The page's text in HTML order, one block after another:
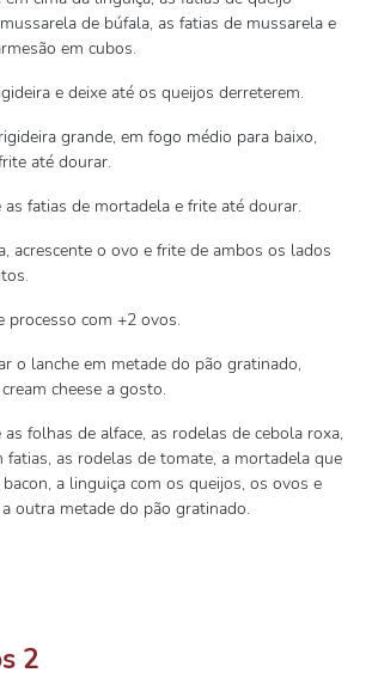
de búfala, as fatias de mussarela e
em cubos.
e deixe até os queijos derreterem.
grande, em fogo médio para baixo,
até dourar.
as fatias de mortadela e frite até dourar.
acrescente o ovo e frite de ambos os lados
processo com +2 ovos.
o lanche em metade do pão gratinado,
cheese a gosto.
as folhas de alface, as rodelas de cebola roxa,
fatias, as rodelas de tomate, a mortadela que
a linguiça com os queijos, os ovos e
outra metade do pão gratinado.
2